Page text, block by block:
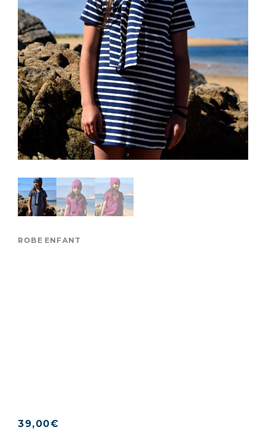
ROBE ENFANT
39,00€